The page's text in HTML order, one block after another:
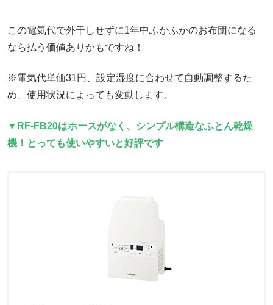
この電気代で外干しせずに1年中ふかふかのお布団になる
なら払う価値ありかもですね！
※電気代単価31円、設定湿度に合わせて自動調整するた
め、使用状況によっても変動します。
▼RF-FB20はホースがなく、シンプル構造なふとん乾燥
機！とっても使いやすいと好評です